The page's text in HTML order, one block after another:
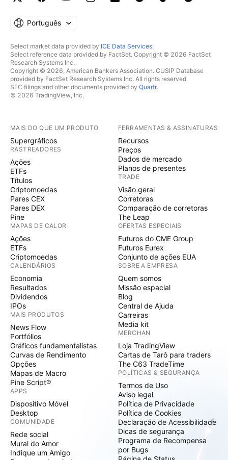
Português
Select market data provided by ICE Data Services.
Select reference data provided by FactSet. Copyright © 2026 FactSet
Research Systems Inc.
Copyright © 2026, American Bankers Association. CUSIP Database
provided by FactSet Research Systems Inc. All rights reserved.
SEC filings and other documents provided by Quartr.
© 2026 TradingView, Inc.
MAIS DO QUE UM PRODUTO
Supergráficos
RASTREADORES
Ações
ETFs
Títulos
Criptomoedas
Pares CEX
Pares DEX
Pine
MAPAS DE CALOR
Ações
ETFs
Criptomoedas
CALENDÁRIOS
Economia
Resultados
Dividendos
IPOs
MAIS PRODUTOS
News Flow
Portfólios
Gráficos fundamentalistas
Curvas de Rendimento
Opções
Mapas de Macro
Pine Script®
APPS
Dispositivo Móvel
Desktop
COMUNIDADE
Rede social
Mural do Amor
Indique um Amigo
FERRAMENTAS & ASSINATURAS
Recursos
Preços
Dados de mercado
Planos de presentes
TRADE
Visão geral
Corretoras
Comparação de corretoras
The Leap
OFERTAS ESPECIAIS
Futuros do CME Group
Futuros Eurex
Conjunto de ações EUA
SOBRE A EMPRESA
Quem somos
Missão espacial
Blog
Central de Ajuda
Carreiras
Media kit
MERCHAN
Loja TradingView
Cartas de Tarô para traders
The C63 TradeTime
POLÍTICAS & SEGURANÇA
Termos de Uso
Aviso legal
Política de Privacidade
Política de Cookies
Declaração de Acessibilidade
Dicas de segurança
Programa de Recompensa
por Bugs